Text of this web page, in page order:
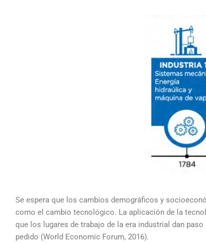
Se espera que los cambios demográficos y
como el cambio tecnológico. La aplicación de la
que los lugares de trabajo de la era industrial dan
pedido (World Economic Forum, 2016).